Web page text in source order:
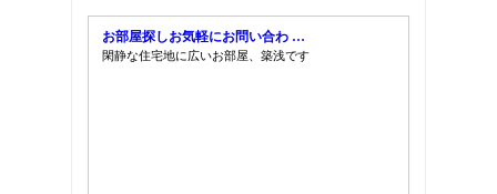
お部屋探しお気軽にお問い合わ …
閑静な住宅地に広いお部屋、築浅です